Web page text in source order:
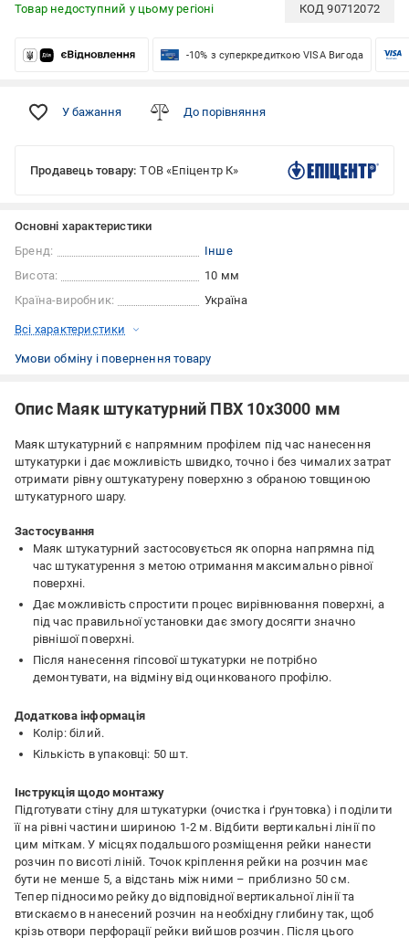
Товар недоступний у цьому регіоні КОД90712072
-10% з суперкредиткою VISA Вигода
У бажання До порівняння
Продавець товару: ТОВ «Епіцентр К»
Основні характеристики
Бренд:
Інше
Висота:
10 мм
Країна-виробник:
Україна
Всі характеристики
Умови обміну і повернення товару
Опис Маяк штукатурний ПВХ 10x3000 мм
Маяк штукатурний є напрямним профілем під час нанесення
штукатурки і дає можливість швидко, точно і без чималих затрат
отримати рівну оштукатурену поверхню з обраною товщиною
штукатурного шару.
Застосування
Маяк штукатурний застосовується як опорна напрямна під
час штукатурення з метою отримання максимально рівної
поверхні.
Дає можливість спростити процес вирівнювання поверхні, а
під час правильної установки дає змогу досягти значно
рівнішої поверхні.
Після нанесення гіпсової штукатурки не потрібно
демонтувати, на відміну від оцинкованого профілю.
Додаткова інформація
Колір: білий.
Кількість в упаковці: 50 шт.
Інструкція щодо монтажу
Підготувати стіну для штукатурки (очистка і ґрунтовка) і поділити
її на рівні частини шириною 1-2 м. Відбити вертикальні лінії по
цим міткам. У місцях подальшого розміщення рейки нанести
розчин по висоті ліній. Точок кріплення рейки на розчин має
бути не менше 5, а відстань між ними – приблизно 50 см.
Тепер підносимо рейку до відповідної вертикальної лінії та
втискаємо в нанесений розчин на необхідну глибину так, щоб
крізь отвори перфорації рейки вийшов розчин. Після цього